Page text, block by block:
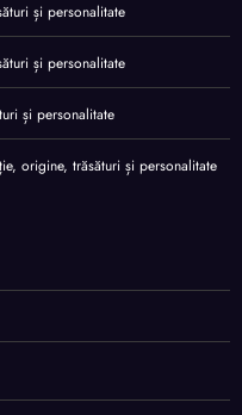
și personalitate
și personalitate
și personalitate
origine, trăsături și personalitate